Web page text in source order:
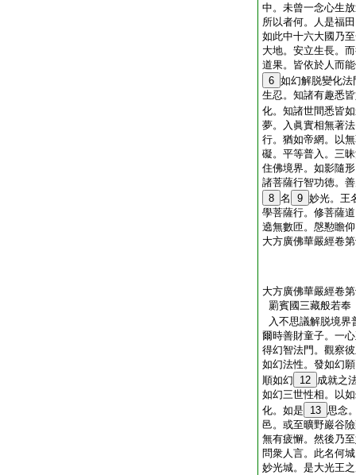
中。未曾一念心生
所以者何。人是福
如此中十六大國乃
大地。安立生長。
道果。皆依於人而
6 如幻解脱變化
生忍。知諸有趣悉
化。知諸世間悉皆
夢。入眞實相無著
行。猶如帝網。以
礙。平等普入。三
住佛境界。如影隨
諸菩薩行智功徳。
8 名 9 妙光。王
學菩薩行。修菩薩
遶無數匝。慇懃瞻
大方廣佛華嚴經卷
大方廣佛華嚴經卷
罽賓國三藏般若
入不思議解脱境界
爾時善財童子。一
得幻智法門。觀察
如幻法性。發如幻
順如幻
12 成就之
如幻三世性相。以
化。如是
13 思念
邑。或至曠野巖谷
無有疲懈。然後乃
問衆人言。此名何
妙光城。是大光王